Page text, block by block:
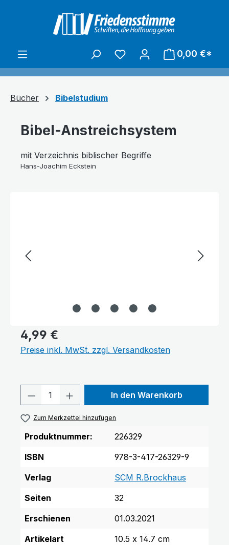
0,00 €*
Bücher Bibelstudium
Bibel-Anstreichsystem
mit Verzeichnis biblischer Begriffe
Hans-Joachim Eckstein
4,99 €
Preise inkl. MwSt. zzgl. Versandkosten
Produkt Anzahl: Gib den
In den Warenkorb
Zum Merkzettel hinzufügen
Produktnummer:
226329
ISBN
978-3-417-26329-9
Verlag
SCM R.Brockhaus
Seiten
32
Erschienen
01.03.2021
Artikelart
10.5 x 14.7 cm
Niedrige Sättigung Hohe Sättigung